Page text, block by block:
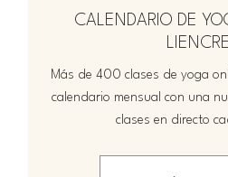
CALENDARIO DE
Más de 400 clases de yoga
calendario mensual con una
clases en directo